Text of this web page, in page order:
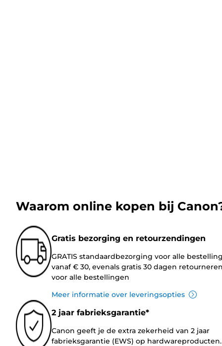
Waarom online kopen bij
Gratis bezorging en retourzendingen
GRATIS standaardbezorging voor alle
vanaf € 30, evenals gratis 30 dagen
voor alle bestellingen
Meer informatie over leveringsopties
2 jaar fabrieksgarantie*
Canon geeft je de extra zekerheid van 2 jaar
fabrieksgarantie (EWS) op hardwareproducten.